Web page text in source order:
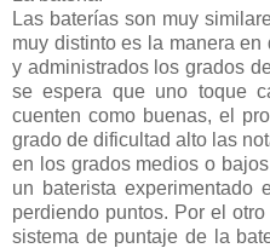
Las baterías son muy
muy distinto es la manera
y administrados los grados
se espera que uno toque
cuenten como buenas, el
grado de dificultad alto las
en los grados medios o
un baterista experimentado
perdiendo puntos. Por el
sistema de puntaje de la